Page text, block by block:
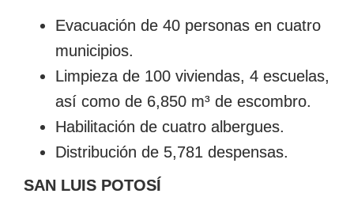
Evacuación de 40 personas en cuatro
municipios.
Limpieza de 100 viviendas, 4 escuelas,
así como de 6,850 m³ de escombro.
Habilitación de cuatro albergues.
Distribución de 5,781 despensas.
SAN LUIS POTOSÍ